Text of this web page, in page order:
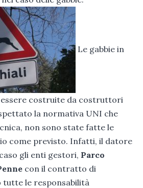
Le gabbie in
costruite da costruttori
la normativa UNI che
non sono state fatte le
come previsto. Infatti, il datore
gli enti gestori, Parco
con il contratto di
tutte le responsabilità